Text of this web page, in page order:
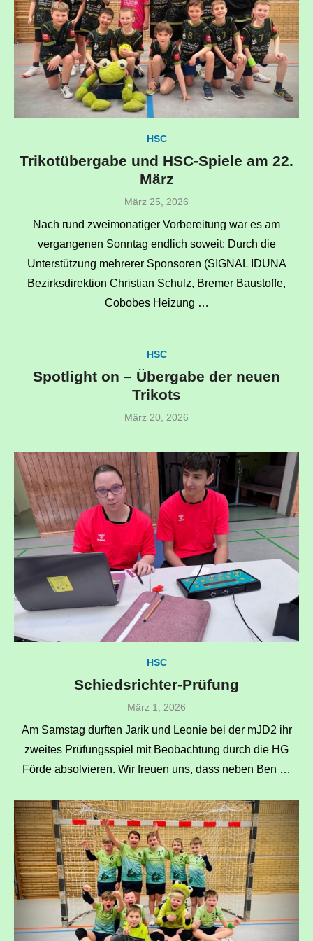
HSC
Trikotübergabe und HSC-Spiele am 22.
März
Veröffentlicht
März 25, 2026
Nach rund zweimonatiger Vorbereitung war es am
vergangenen Sonntag endlich soweit: Durch die
Unterstützung mehrerer Sponsoren (SIGNAL IDUNA
Bezirksdirektion Christian Schulz, Bremer Baustoffe,
Cobobes Heizung …
HSC
Spotlight on – Übergabe der neuen
Trikots
Veröffentlicht
März 20, 2026
HSC
Schiedsrichter-Prüfung
Veröffentlicht
März 1, 2026
Am Samstag durften Jarik und Leonie bei der mJD2 ihr
zweites Prüfungsspiel mit Beobachtung durch die HG
Förde absolvieren. Wir freuen uns, dass neben Ben …